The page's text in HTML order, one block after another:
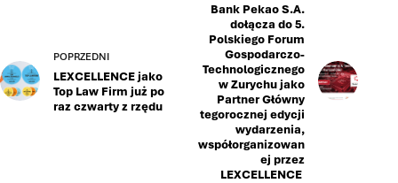
POPRZEDNI
LEXCELLENCE jako
Top Law Firm już po
raz czwarty z rzędu
Bank Pekao S.A.
dołącza do 5.
Polskiego Forum
Gospodarczo-
Technologicznego
w Zurychu jako
Partner Główny
tegorocznej edycji
wydarzenia,
współorganizowan
ej przez
LEXCELLENCE